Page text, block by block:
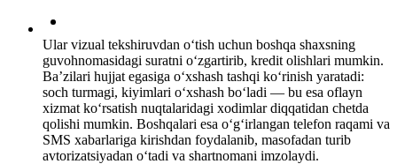
Ular vizual tekshiruvdan o‘tish uchun boshqa shaxsning
guvohnomasidagi suratni o‘zgartirib, kredit olishlari mumkin.
Ba’zilari hujjat egasiga o‘xshash tashqi ko‘rinish yaratadi:
soch turmagi, kiyimlari o‘xshash bo‘ladi — bu esa oflayn
xizmat ko‘rsatish nuqtalaridagi xodimlar diqqatidan chetda
qolishi mumkin. Boshqalari esa o‘g‘irlangan telefon raqami va
SMS xabarlariga kirishdan foydalanib, masofadan turib
avtorizatsiyadan o‘tadi va shartnomani imzolaydi.